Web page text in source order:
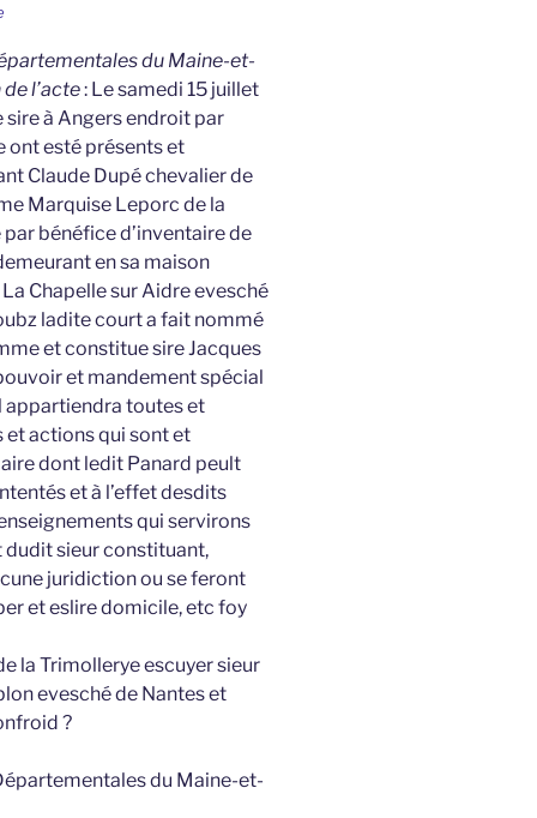
du Maine-et-
l’acte: Le samedi 15 juillet
à Angers endroit par
ont esté présents et
Claude Dupé chevalier de
Marquise Leporc de la
bénéfice d’inventaire de
en sa maison
Chapelle sur Aidre evesché
ladite court a fait nommé
et constitue sire Jacques
et mandement spécial
appartiendra toutes et
et actions qui sont et
dont ledit Panard peult
et à l’effet desdits
qui servirons
sieur constituant,
juridiction ou se feront
et eslire domicile, etc foy
la Trimollerye escuyer sieur
evesché de Nantes et
?
du Maine-et-